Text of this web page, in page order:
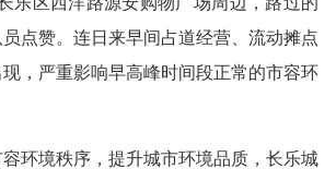
点赞。连日来早间占道经营、流动摊点
，严重影响早高峰时间段正常的市容环
境秩序，提升城市环境品质，长乐城